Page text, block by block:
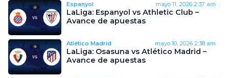
Espanyol mayo 11, 2026 2:37 am
LaLiga: Espanyol vs Athletic Club –
Avance de apuestas
Atlético Madrid mayo 10, 2026 2:38 am
LaLiga: Osasuna vs Atlético Madrid –
Avance de apuestas